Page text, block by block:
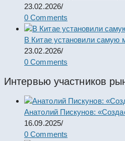
23.02.2026/
0 Comments
В Китае установили самую
23.02.2026/
0 Comments
Интервью участников
Анатолий Пискунов:
16.09.2025/
0 Comments